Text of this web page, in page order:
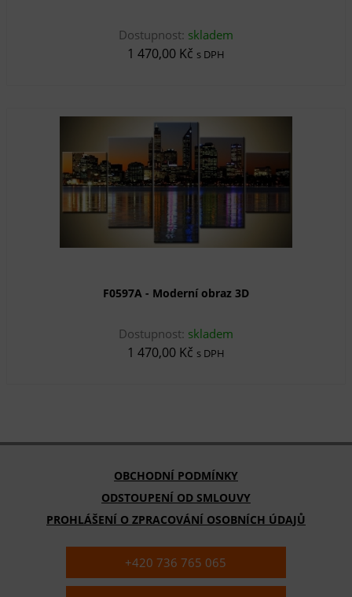
Dostupnost: skladem
1 470,00 Kč s DPH
F0597A - Moderní obraz 3D
Dostupnost: skladem
1 470,00 Kč s DPH
OBCHODNÍ PODMÍNKY
ODSTOUPENÍ OD SMLOUVY
PROHLÁŠENÍ O ZPRACOVÁNÍ OSOBNÍCH ÚDAJŮ
+420 736 765 065